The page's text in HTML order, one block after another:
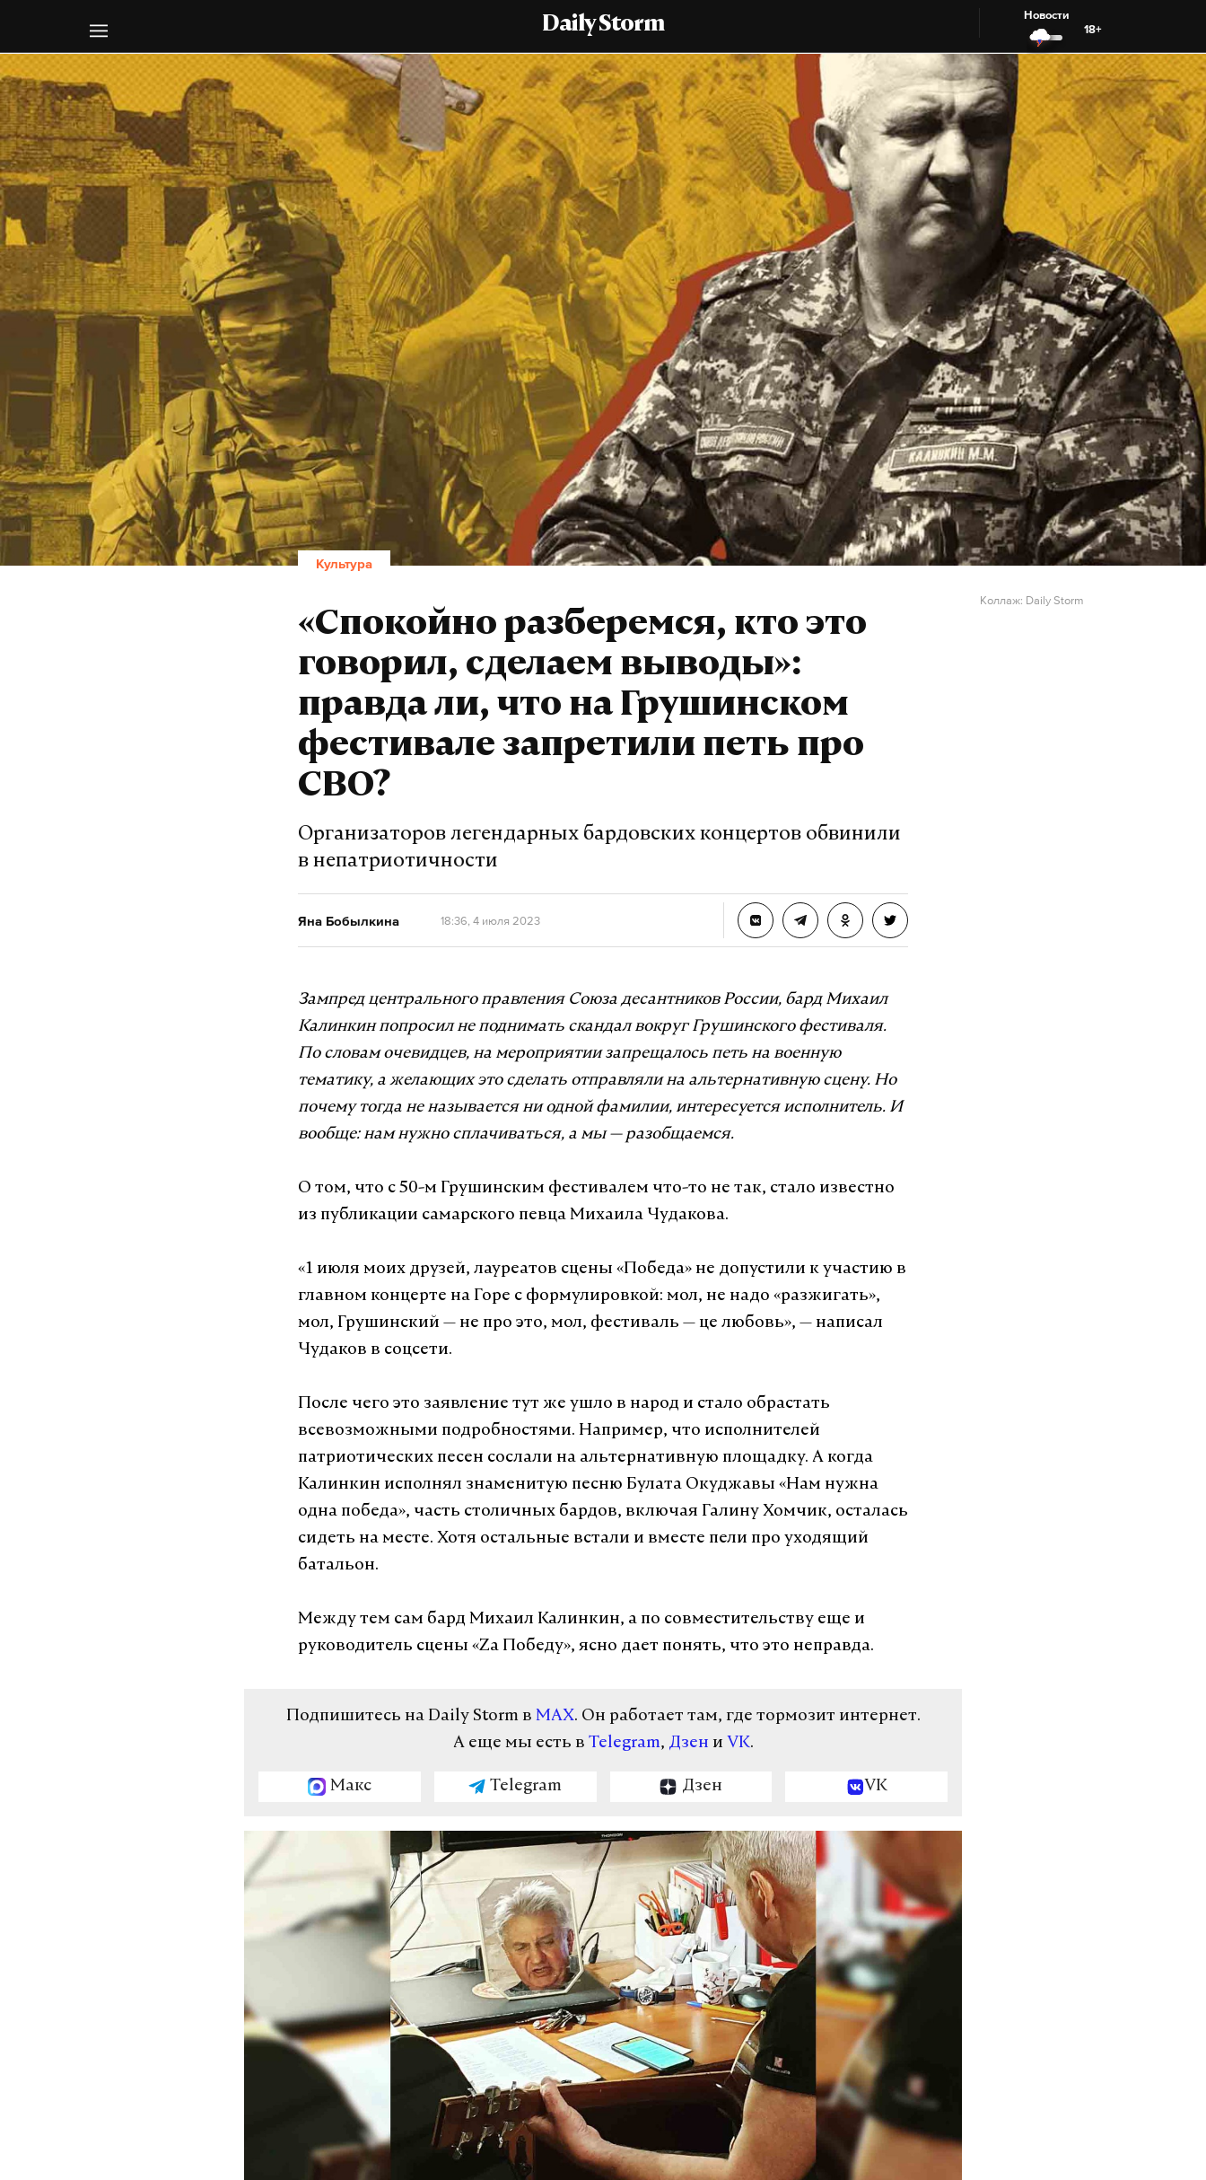
Daily Storm
Новости
18+
Культура
«Спокойно разберемся, кто это
говорил, сделаем выводы»:
правда ли, что на Грушинском
фестивале запретили петь про
СВО?
Организаторов легендарных бардовских концертов обвинили
в непатриотичности
Яна Бобылкина 18:36, 4 июля 2023
Коллаж: Daily Storm
Зампред центрального правления Союза десантников России, бард Михаил
Калинкин попросил не поднимать скандал вокруг Грушинского фестиваля.
По словам очевидцев, на мероприятии запрещалось петь на военную
тематику, а желающих это сделать отправляли на альтернативную сцену. Но
почему тогда не называется ни одной фамилии, интересуется исполнитель. И
вообще: нам нужно сплачиваться, а мы — разобщаемся.
О том, что с 50-м Грушинским фестивалем что-то не так, стало известно
из публикации самарского певца Михаила Чудакова.
«1 июля моих друзей, лауреатов сцены «Победа» не допустили к участию в
главном концерте на Горе с формулировкой: мол, не надо «разжигать»,
мол, Грушинский — не про это, мол, фестиваль — це любовь», — написал
Чудаков в соцсети.
После чего это заявление тут же ушло в народ и стало обрастать
всевозможными подробностями. Например, что исполнителей
патриотических песен сослали на альтернативную площадку. А когда
Калинкин исполнял знаменитую песню Булата Окуджавы «Нам нужна
одна победа», часть столичных бардов, включая Галину Хомчик, осталась
сидеть на месте. Хотя остальные встали и вместе пели про уходящий
батальон.
Между тем сам бард Михаил Калинкин, а по совместительству еще и
руководитель сцены «Za Победу», ясно дает понять, что это неправда.
Подпишитесь на Daily Storm в MAX. Он работает там, где тормозит интернет.
А еще мы есть в Telegram, Дзен и VK.
Макс Telegram Дзен VK